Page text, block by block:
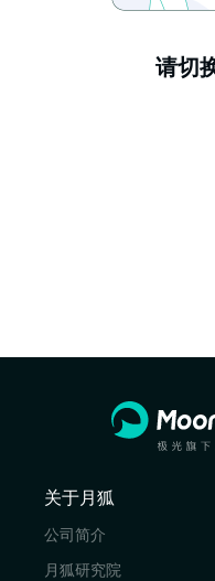
请切
关于月狐
公司简介
月狐研究院